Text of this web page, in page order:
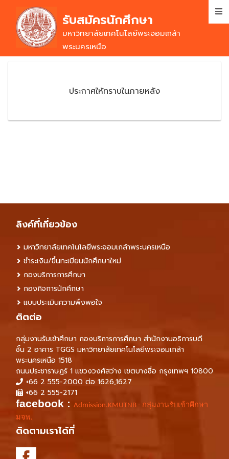
main
content
รับสมัครนักศึกษา
มหาวิทยาลัยเทคโนโลยีพระจอมเกล้า
พระนครเหนือ
ประกาศให้ทราบในภายหลัง
ลิงค์ที่เกี่ยวข้อง
มหาวิทยาลัยเทคโนโลยีพระจอมเกล้าพระนครเหนือ
ชำระเงิน/ขึ้นทะเบียนนักศึกษาใหม่
กองบริการการศึกษา
กองกิจการนักศึกษา
แบบประเมินความพึงพอใจ
ติตต่อ
กลุ่มงานรับเข้าศึกษา กองบริการการศึกษา สำนักงานอธิการบดี
ชั้น 2 อาคาร TGGS มหาวิทยาลัยเทคโนโลยีพระจอมเกล้า
พระนครเหนือ 1518
ถนนประชาราษฎร์ 1 แขวงวงศ์สว่าง เขตบางซื่อ กรุงเทพฯ 10800
+66 2 555-2000 ต่อ 1626,1627
+66 2 555-2171
facebook : Admission.KMUTNB - กลุ่มงานรับเข้าศึกษา
มจพ.
ติดตามเราได้ที่